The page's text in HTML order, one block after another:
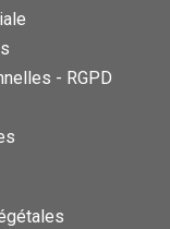
- RGPD